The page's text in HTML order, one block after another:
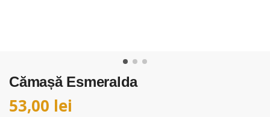
Cămașă Esmeralda
53,00 lei